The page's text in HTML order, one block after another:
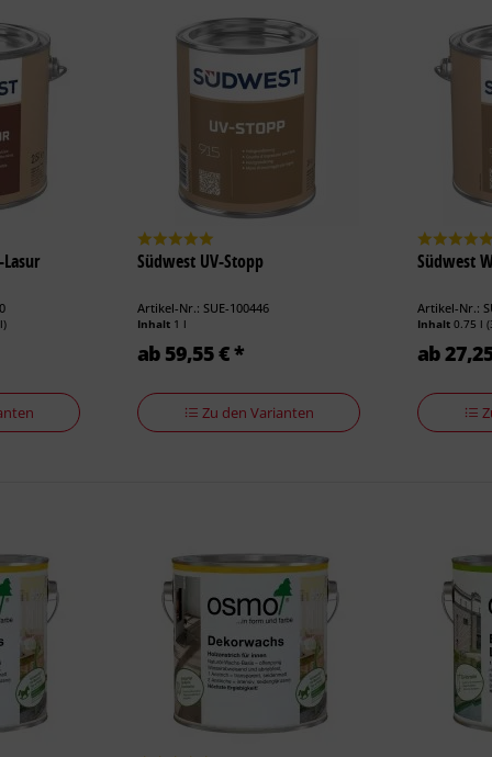
Südwest UV-Stopp
Artikel-Nr.: SUE-100446
Inhalt 1 l
ab 59,55 € *
Zu den Varianten
Südwest
Artikel-Nr.:
Inhalt0.75 l
ab